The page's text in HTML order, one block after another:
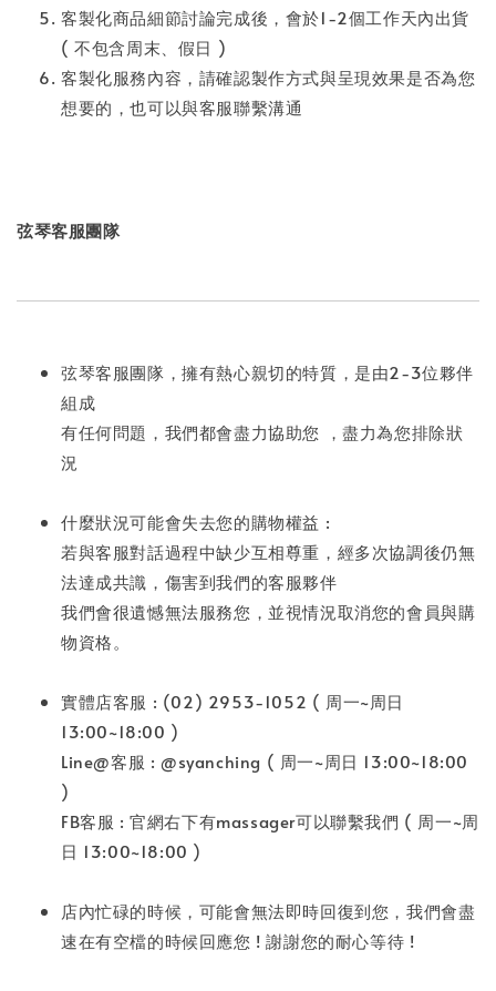
客製化商品細節討論完成後，會於1-2個工作天內出貨
( 不包含周末、假日 )
客製化服務內容，請確認製作方式與呈現效果是否為您
想要的，也可以與客服聯繫溝通
弦琴客服團隊
弦琴客服團隊，擁有熱心親切的特質，是由2-3位夥伴
組成
有任何問題，我們都會盡力協助您 ，盡力為您排除狀
況
什麼狀況可能會失去您的購物權益 :
若與客服對話過程中缺少互相尊重，經多次協調後仍無
法達成共識，傷害到我們的客服夥伴
我們會很遺憾無法服務您，並視情況取消您的會員與購
物資格。
實體店客服 : (02) 2953-1052 ( 周一~周日
13:00~18:00 )
Line@客服 : @syanching ( 周一~周日 13:00~18:00
)
FB客服 : 官網右下有massager可以聯繫我們 ( 周一~周
日 13:00~18:00 )
店內忙碌的時候，可能會無法即時回復到您，我們會盡
速在有空檔的時候回應您 ! 謝謝您的耐心等待 !